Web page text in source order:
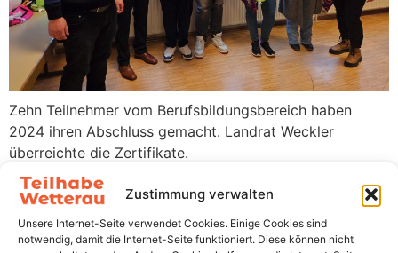
Zustimmung verwalten
Unsere Internet-Seite verwendet Cookies. Einige Cookies sind
notwendig, damit die Internet-Seite funktioniert. Diese können nicht
Zehn Teilnehmer vom Berufsbildungsbereich haben
2024 ihren Abschluss gemacht. Landrat Weckler
überreichte die Zertifikate.
Teilhabe
Die Teilhabe